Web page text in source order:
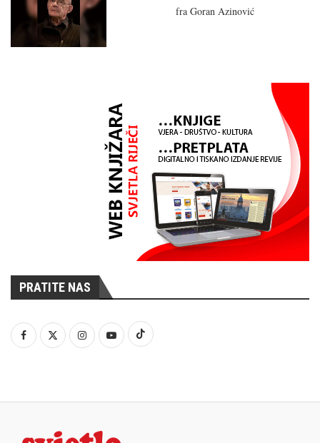
fra Goran Azinović
PRATITE NAS